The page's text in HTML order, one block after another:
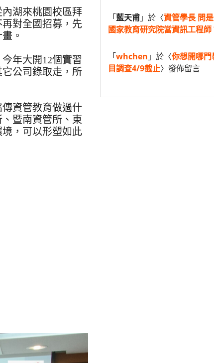
湖來桃園校區拜
對全國招募，先
。
年大開12個實習
公司錄取走，所
資管教育做過什
暨南資管所、東
，可以形塑如此
「藍天甫」於〈資管學長 問
國家教育研究院當資訊工程師
「whchen 」於〈你想開哪
目調查4/9截止〉發佈留言